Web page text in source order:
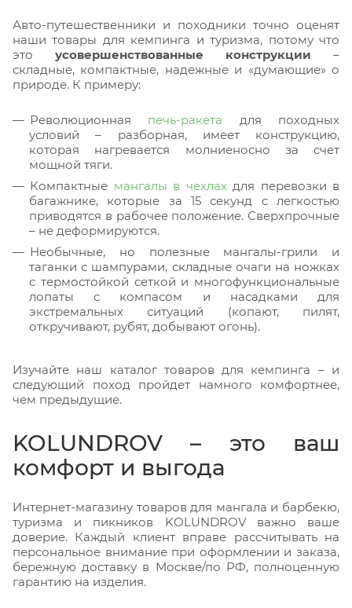
Авто-путешественники и походники точно оценят
наши товары для кемпинга и туризма, потому что
это усовершенствованные конструкции –
складные, компактные, надежные и «думающие» о
природе. К примеру:
Революционная печь-ракета для походных
условий – разборная, имеет конструкцию,
которая нагревается молниеносно за счет
мощной тяги.
Компактные мангалы в чехлахдля перевозки в
багажнике, которые за 15 секунд с легкостью
приводятся в рабочее положение. Сверхпрочные
– не деформируются.
Необычные, но полезные мангалы-грили и
таганки с шампурами, складные очаги на ножках
с термостойкой сеткой и многофункциональные
лопаты с компасом и насадками для
экстремальных ситуаций (копают, пилят,
откручивают, рубят, добывают огонь).
Изучайте наш каталог товаров для кемпинга – и
следующий поход пройдет намного комфортнее,
чем предыдущие.
KOLUNDROV – это ваш
комфорт и выгода
Интернет-магазину товаров для мангала и барбекю,
туризма и пикников KOLUNDROV важно ваше
доверие. Каждый клиент вправе рассчитывать на
персональное внимание при оформлении и заказа,
бережную доставку в Москве/по РФ, полноценную
гарантию на изделия.